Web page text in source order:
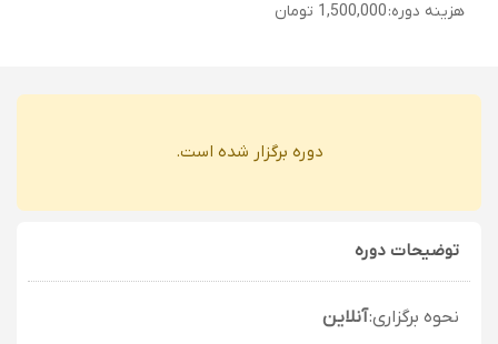
هزینه دوره:1,500,000 تومان
دوره برگزار شده است.
توضیحات دوره
نحوه برگزاری:آنلاین